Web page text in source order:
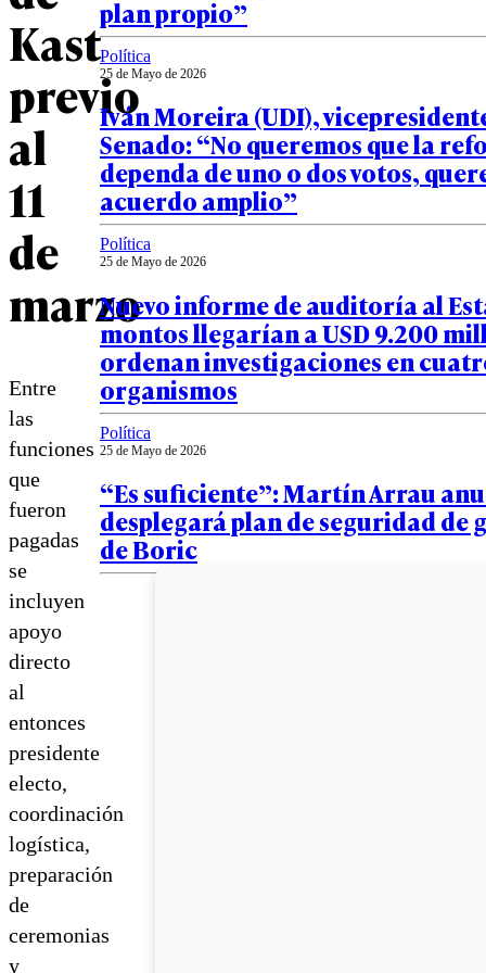
Kast
previo
al
11
de
marzo
Entre
las
funciones
que
fueron
pagadas
se
incluyen
apoyo
directo
al
entonces
presidente
electo,
coordinación
logística,
preparación
de
ceremonias
y
plan propio”
Política
25 de Mayo de 2026
Iván Moreira (UDI),
Senado: “No queremos que la
dependa de uno o dos votos,
acuerdo amplio”
Política
25 de Mayo de 2026
Nuevo informe de auditoría al
montos llegarían a USD 9.200
ordenan investigaciones en
organismos
Política
25 de Mayo de 2026
“Es suficiente”: Martín Arrau
desplegará plan de seguridad de
de Boric